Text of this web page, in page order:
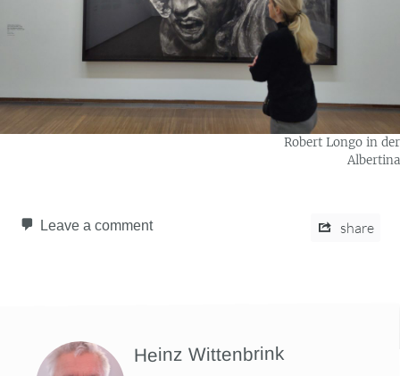
Robert Longo in der
Albertina
Leave a comment share
Heinz Wittenbrink